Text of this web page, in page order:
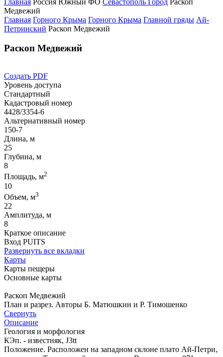
Главная Россия Южный ФО Севастополь Город Раскоп
Медвежий
Главная Горного Крыма Горного Крыма Главной гряды Ай-
Петринский Раскоп Медвежий
Раскоп Медвежий
Создать PDF
Уровень доступа
Стандартный
Кадастровый номер
4428/3354-6
Альтернативный номер
150-7
Длина, м
25
Глубина, м
8
Площадь, м2
10
Объем, м3
22
Амплитуда, м
8
Краткое описание
Вход PUITS
Развернуть все вкладки
Карты
Карты пещеры
Основные карты
Раскоп Медвежий
План и разрез. Авторы Б. Матюшкин и Р. Тимошенко
Свернуть
Описание
Геология и морфология
КЭп. - известняк, J3tt
Положение. Расположен на западном склоне плато Ай-Петри,